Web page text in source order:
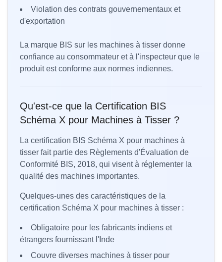
Violation des contrats gouvernementaux et
d'exportation
La marque BIS sur les machines à tisser donne
confiance au consommateur et à l'inspecteur que le
produit est conforme aux normes indiennes.
Qu'est-ce que la Certification BIS
Schéma X pour Machines à Tisser ?
La certification BIS Schéma X pour machines à
tisser fait partie des Règlements d'Évaluation de
Conformité BIS, 2018, qui visent à réglementer la
qualité des machines importantes.
Quelques-unes des caractéristiques de la
certification Schéma X pour machines à tisser :
Obligatoire pour les fabricants indiens et
étrangers fournissant l'Inde
Couvre diverses machines à tisser pour